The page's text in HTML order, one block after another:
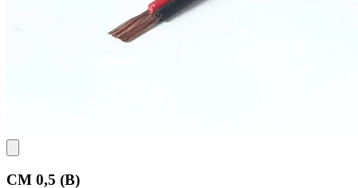
CM 0,5 (B)